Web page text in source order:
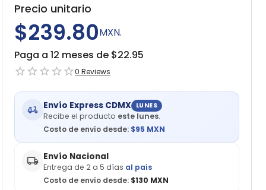
Precio unitario
$239.80MXN.
Paga a 12 meses de $22.95
0 Reviews
Envío Express CDMX LUNES
Recibe el producto este lunes.
Costo de envío desde:$95 MXN
Envío Nacional
Entrega de 2 a 5 días al país
Costo de envío desde:$130 MXN